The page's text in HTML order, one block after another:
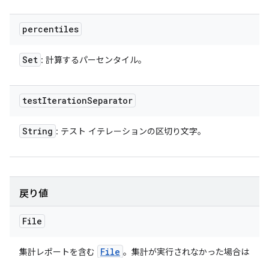
percentiles
Set : 計算するパーセンタイル。
testIterationSeparator
String : テスト イテレーションの区切り文字。
戻り値
File
集計レポートを含む File 。集計が実行されなかった場合は